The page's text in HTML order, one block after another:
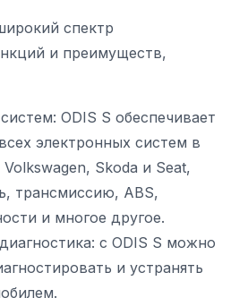
спектр
и преимуществ,
ODIS S обеспечивает
электронных систем в
Skoda и Seat,
трансмиссию, ABS,
и многое другое.
с ODIS S можно
и устранять